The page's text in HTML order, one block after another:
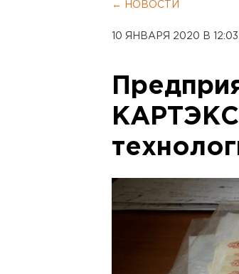
← НОВОСТИ
10 ЯНВАРЯ 2020 В 12:03